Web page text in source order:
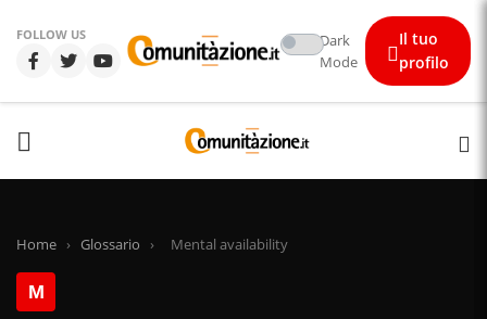
FOLLOW US
Dark
Mode
Il tuo
profilo
Home › Glossario › Mental availability
M